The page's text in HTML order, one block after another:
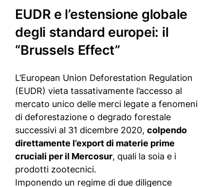
EUDR e l’estensione globale
degli standard europei: il
“Brussels Effect”
L’European Union Deforestation Regulation
(EUDR) vieta tassativamente l’accesso al
mercato unico delle merci legate a fenomeni
di deforestazione o degrado forestale
successivi al 31 dicembre 2020,colpendo
direttamente l’export di materie prime
cruciali per il Mercosur, quali la soia e i
prodotti zootecnici.
Imponendo un regime di due diligence